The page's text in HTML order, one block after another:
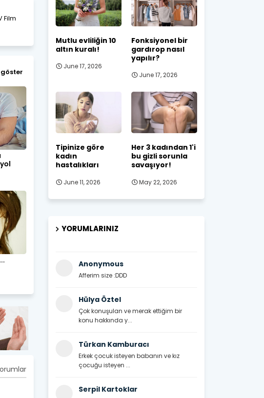
Film
Mutlu evliliğin 10
altın kuralı!
June 17, 2026
Fonksiyonel bir
gardırop nasıl
yapılır?
June 17, 2026
Tipinize göre
kadın
hastalıkları
June 11, 2026
Her 3 kadından 1'i
bu gizli sorunla
savaşıyor!
May 22, 2026
YORUMLARINIZ
Anonymous
Afferim size :DDD
Hülya Öztel
Çok konuşulan ve merak ettiğim bir
konu hakkında y...
Türkan Kamburacı
Erkek çocuk isteyen babanın ve kız
çocuğu isteyen ...
Serpil Kartoklar